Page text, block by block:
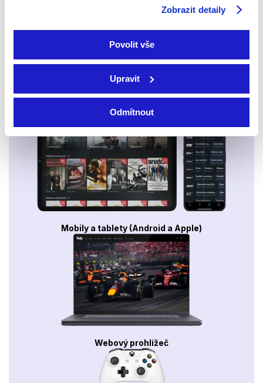
Zobrazit detaily
Povolit vše
Upravit
Odmítnout
Mobily a tablety (Android a Apple)
Webový prohlížeč